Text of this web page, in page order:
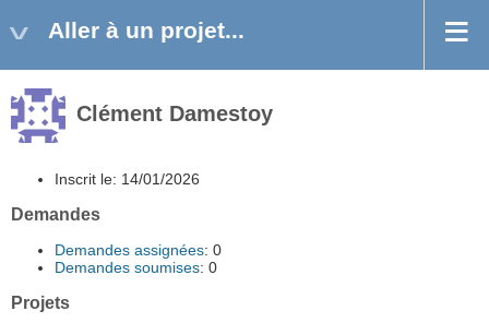
Aller à un projet...
Clément Damestoy
Inscrit le: 14/01/2026
Demandes
Demandes assignées: 0
Demandes soumises: 0
Projets